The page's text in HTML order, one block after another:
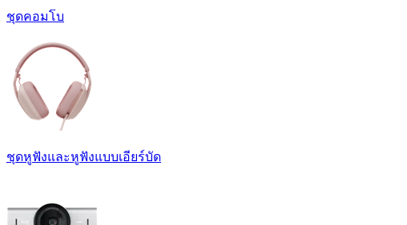
ชุดคอมโบ
ชุดหูฟังและหูฟังแบบเอียร์บัด